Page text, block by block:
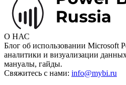
О НАС
Блог об использовании Microsoft
аналитики и визуализации
мануалы, гайды.
Свяжитесь с нами: info@mybi.ru